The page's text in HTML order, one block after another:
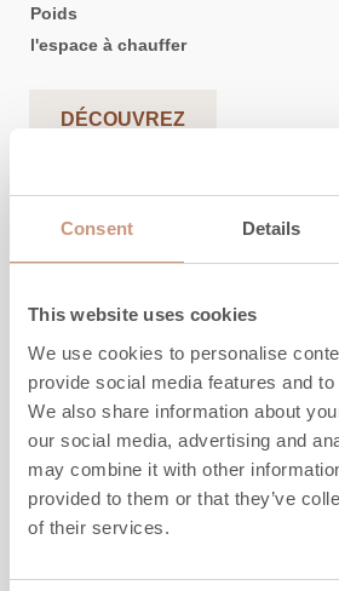
Consent Details
This website uses cookies
We use cookies to personalise
provide social media features and
We also share information about
our social media, advertising and
may combine it with other
provided to them or that they’ve
of their services.
Poids
l'espace à chauffer
DÉCOUVREZ
KARELIA